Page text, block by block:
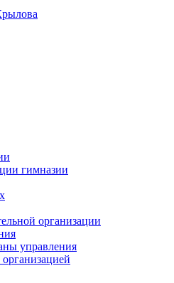
гимназии
организации
управления
организацией